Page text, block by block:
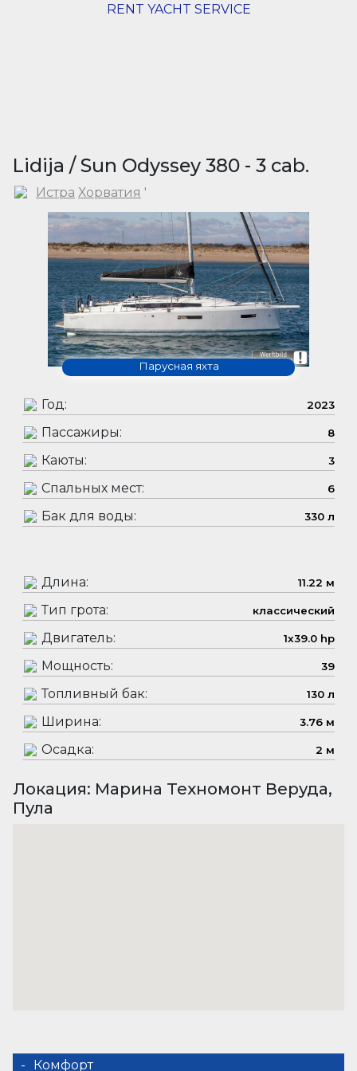
RENT YACHT SERVICE
Lidija / Sun Odyssey 380 - 3 cab.
Истра Хорватия '
Парусная яхта
Год: 2023
Пассажиры: 8
Каюты: 3
Спальных мест: 6
Бак для воды: 330 л
Длина: 11.22 м
Тип грота: классический
Двигатель: 1x39.0 hp
Мощность: 39
Топливный бак: 130 л
Ширина: 3.76 м
Осадка: 2 м
Локация: Марина Техномонт Веруда,
Пула
Комфорт